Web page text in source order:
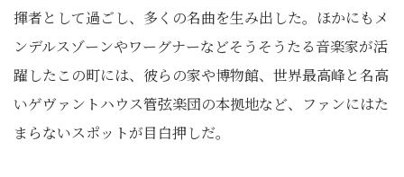
揮者として過ごし、多くの名曲を生み出した。ほかにもメ
ンデルスゾーンやワーグナーなどそうそうたる音楽家が活
躍したこの町には、彼らの家や博物館、世界最高峰と名高
いゲヴァントハウス管弦楽団の本拠地など、ファンにはた
まらないスポットが目白押しだ。